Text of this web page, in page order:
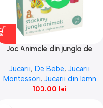
Joc Animale din jungla de
Jucarii, De Bebe, Jucarii
Montessori, Jucarii din lemn
100.00 lei